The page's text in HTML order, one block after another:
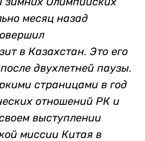
месяц назад
в Казахстан. Это его
двухлетней паузы.
страницами в год
отношений РК и
выступлении
миссии Китая в